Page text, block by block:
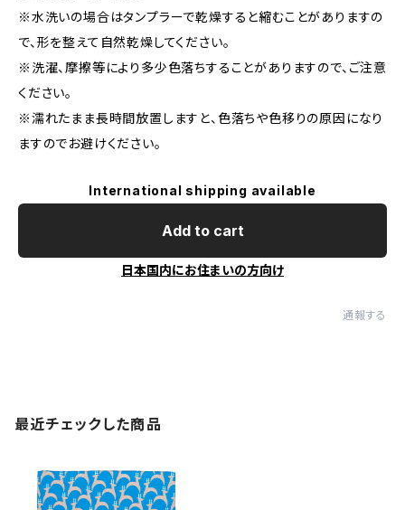
※水洗いの場合はタンプラーで乾燥すると縮むことがありますの
で、形を整えて自然乾燥してください。
※洗濯、摩擦等により多少色落ちすることがありますので、ご注意
ください。
※濡れたまま長時間放置しますと、色落ちや色移りの原因になり
ますのでお避けください。
International shipping available
Add to cart
日本国内にお住まいの方向け
通報する
最近チェックした商品